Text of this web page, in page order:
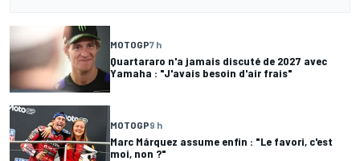
MOTOGP7 h
Quartararo n'a jamais discuté de 2027 avec
Yamaha : "J'avais besoin d'air frais"
MOTOGP9 h
Marc Márquez assume enfin : "Le favori, c'est
moi, non ?"